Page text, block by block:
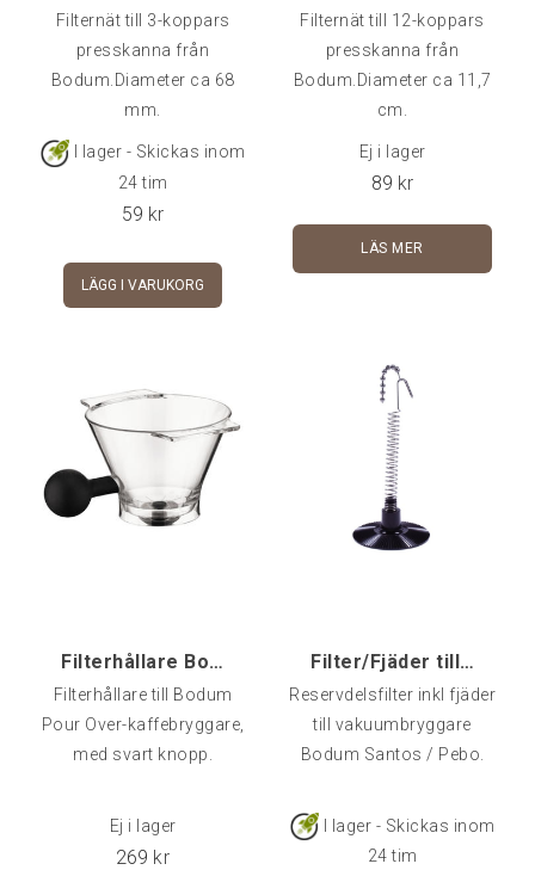
Filternät till 3-koppars
presskanna från
Bodum.Diameter ca 68
mm.
I lager - Skickas inom
24 tim
59 kr
LÄGG I VARUKORG
Filternät till 12-koppars
presskanna från
Bodum.Diameter ca 11,7
cm.
Ej i lager
89 kr
LÄS MER
Filterhållare Bodum Pour Over, Svart
Filterhållare till Bodum
Pour Over-kaffebryggare,
med svart knopp.
Ej i lager
269 kr
Filter/Fjäder till Pebo/Santos
Reservdelsfilter inkl fjäder
till vakuumbryggare
Bodum Santos / Pebo.
I lager - Skickas inom
24 tim